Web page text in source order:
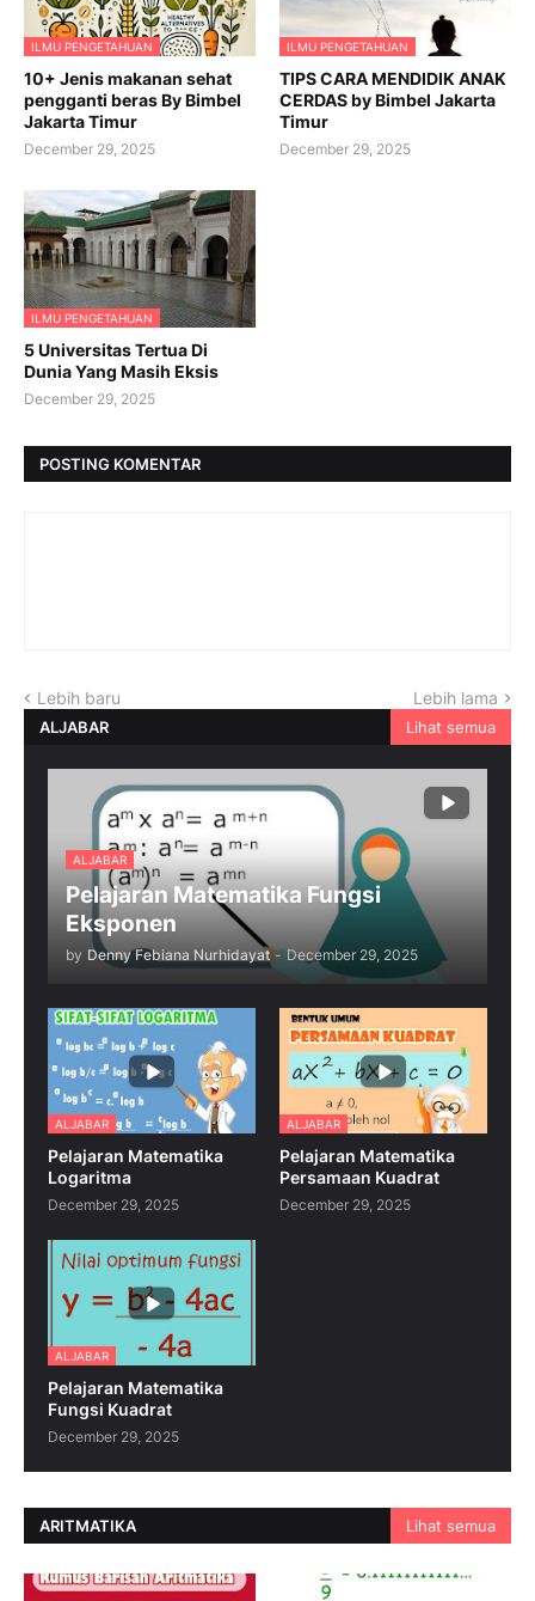
ILMU PENGETAHUAN
10+ Jenis makanan sehat
pengganti beras By Bimbel
Jakarta Timur
December 29, 2025
ILMU PENGETAHUAN
TIPS CARA MENDIDIK ANAK
CERDAS by Bimbel Jakarta
Timur
December 29, 2025
ILMU PENGETAHUAN
5 Universitas Tertua Di
Dunia Yang Masih Eksis
December 29, 2025
POSTING KOMENTAR
Lebih baru Lebih lama
ALJABAR Lihat semua
ALJABAR
Pelajaran Matematika Fungsi
Eksponen
by Denny Febiana Nurhidayat - December 29, 2025
ALJABAR
Pelajaran Matematika
Logaritma
December 29, 2025
ALJABAR
Pelajaran Matematika
Persamaan Kuadrat
December 29, 2025
ALJABAR
Pelajaran Matematika
Fungsi Kuadrat
December 29, 2025
ARITMATIKA Lihat semua